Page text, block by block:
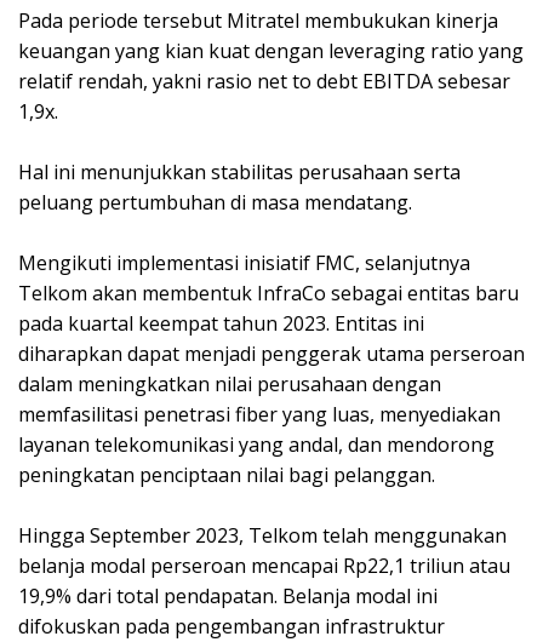
Pada periode tersebut Mitratel membukukan kinerja
keuangan yang kian kuat dengan leveraging ratio yang
relatif rendah, yakni rasio net to debt EBITDA sebesar
1,9x.
Hal ini menunjukkan stabilitas perusahaan serta
peluang pertumbuhan di masa mendatang.
Mengikuti implementasi inisiatif FMC, selanjutnya
Telkom akan membentuk InfraCo sebagai entitas baru
pada kuartal keempat tahun 2023. Entitas ini
diharapkan dapat menjadi penggerak utama perseroan
dalam meningkatkan nilai perusahaan dengan
memfasilitasi penetrasi fiber yang luas, menyediakan
layanan telekomunikasi yang andal, dan mendorong
peningkatan penciptaan nilai bagi pelanggan.
Hingga September 2023, Telkom telah menggunakan
belanja modal perseroan mencapai Rp22,1 triliun atau
19,9% dari total pendapatan. Belanja modal ini
difokuskan pada pengembangan infrastruktur